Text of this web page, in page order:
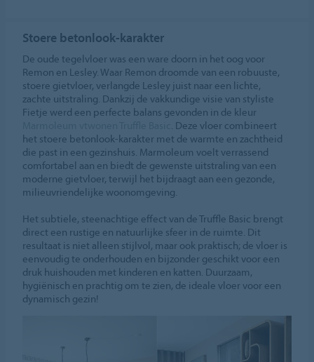
Stoere betonlook-karakter
De oude tegelvloer was een ware doorn in het oog voor
Remon en Lesley. Waar Remon droomde van een robuuste,
stoere gietvloer, verlangde Lesley juist naar een lichte,
zachte uitstraling. Dankzij de vakkundige visie van styliste
Fietje werd een perfecte balans gevonden in de kleur
. Deze vloer combineert
het stoere betonlook-karakter met de warmte en zachtheid
die past in een gezinshuis. Marmoleum voelt verrassend
comfortabel aan en biedt de gewenste uitstraling van een
moderne gietvloer, terwijl het bijdraagt aan een gezonde,
milieuvriendelijke woonomgeving.
Het subtiele, steenachtige effect van de Truffle Basic brengt
direct een rustige en natuurlijke sfeer in de ruimte. Dit
resultaat is niet alleen stijlvol, maar ook praktisch; de vloer is
eenvoudig te onderhouden en bijzonder geschikt voor een
druk huishouden met kinderen en katten. Duurzaam,
hygiënisch en prachtig om te zien, de ideale vloer voor een
dynamisch gezin!